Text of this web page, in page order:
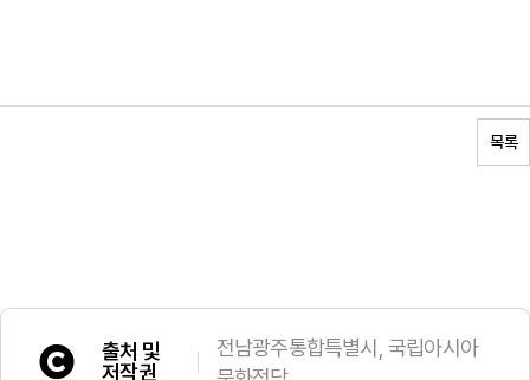
목록
출처 및
저작권
전남광주통합특별시, 국립아시아